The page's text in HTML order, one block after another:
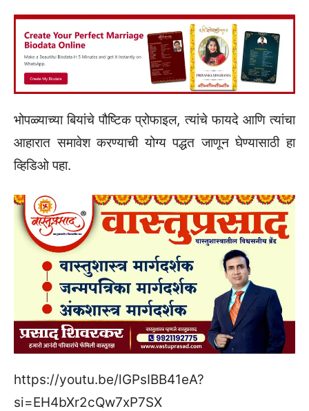
भोपळ्याच्या बियांचे पौष्टिक प्रोफाइल, त्यांचे फायदे आणि त्यांचा
आहारात समावेश करण्याची योग्य पद्धत जाणून घेण्यासाठी हा
व्हिडिओ पहा.
https://youtu.be/lGPsIBB41eA?
si=EH4bXr2cQw7xP7SX